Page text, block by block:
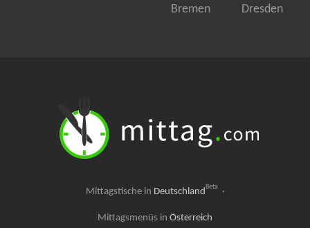
Bremen
Dresden
Mittagstische in DeutschlandBeta ·
Mittagsmenüs in Österreich